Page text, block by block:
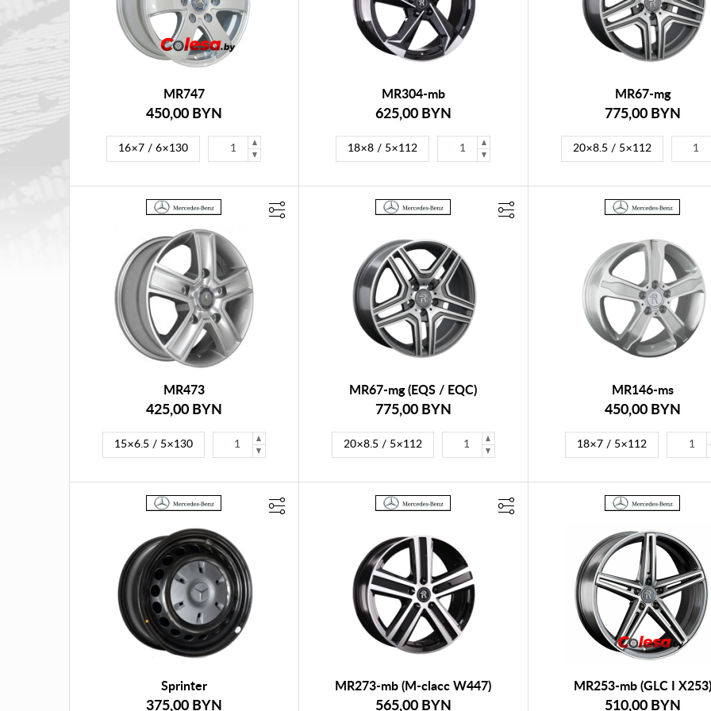
MR747
450,00 BYN
16×7 / 6×130
MR304-mb
625,00 BYN
18×8 / 5×112
MR67-mg
775,00 BYN
20×8.5 / 5×112
MR473
425,00 BYN
15×6.5 / 5×130
MR67-mg (EQS / EQC)
775,00 BYN
20×8.5 / 5×112
MR146-ms
450,00 BYN
18×7 / 5×112
Sprinter
375,00 BYN
MR273-mb (М-clacc W447)
565,00 BYN
MR253-mb (GLC I X253)
510,00 BYN